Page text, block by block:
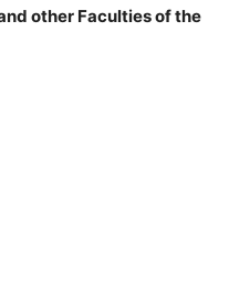
other Faculties of the